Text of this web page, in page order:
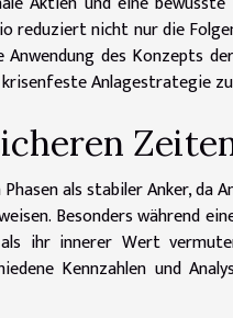
nicht nur die
Anwendung des Konzepts
Anlagestrategie
als stabiler Anker, da
Besonders während
ihr innerer Wert
Kennzahlen und